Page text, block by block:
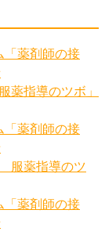
「薬剤師の接
薬指導のツボ」
「薬剤師の接
服薬指導のツ
「薬剤師の接